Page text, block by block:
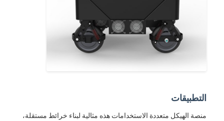
التطبيقات
منصة الهيكل متعددة الاستخدامات هذه مثالية لبناء خرائط مستقلة،